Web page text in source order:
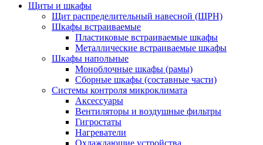
Щиты и шкафы
Щит распределительный навесной (ЩРН)
Шкафы встраиваемые
Пластиковые встраиваемые шкафы
Металлические встраиваемые шкафы
Шкафы напольные
Моноблочные шкафы (рамы)
Сборные шкафы (составные части)
Системы контроля микроклимата
Аксессуары
Вентиляторы и воздушные фильтры
Гигростаты
Нагреватели